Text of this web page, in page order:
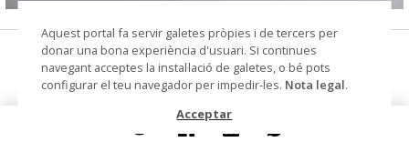
© CIP Molí d'en Rata
estrenyecaps
Datació 1880 - 1940
Aquest portal fa servir galetes pròpies i de tercers per
donar una bona experiència d'usuari. Si continues
navegant acceptes la instal·lació de galetes, o bé pots
configurar el teu navegador per impedir-les. Nota legal.
Acceptar